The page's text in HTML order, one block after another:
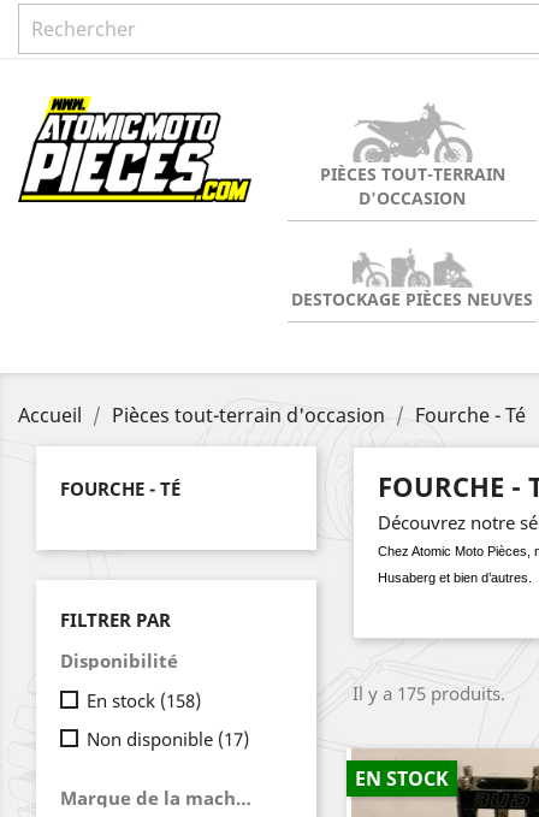
PIÈCES TOUT-TERRAIN
D'OCCASION
DESTOCKAGE PIÈCES NEUVES
Accueil Pièces tout-terrain d'occasion Fourche - Té
FOURCHE - TÉ
FILTRER PAR
Disponibilité
En stock (158)
Non disponible (17)
Marque de la machine
FOURCHE -
Découvrez notre
Chez Atomic Moto Pièces,
Husaberg et bien d’autres.
Il y a 175 produits.
EN STOCK